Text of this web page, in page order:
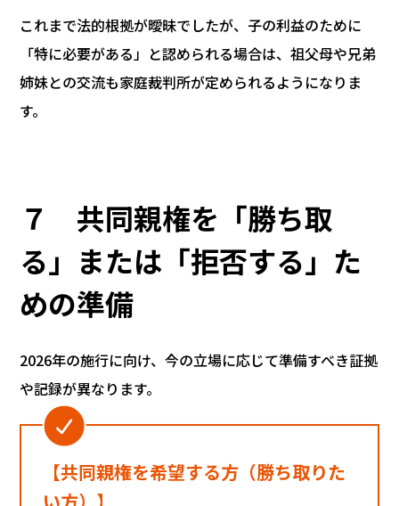
これまで法的根拠が曖昧でしたが、子の利益のために
「特に必要がある」と認められる場合は、祖父母や兄弟
姉妹との交流も家庭裁判所が定められるようになりま
す。
７ 共同親権を「勝ち取
る」または「拒否する」た
めの準備
2026年の施行に向け、今の立場に応じて準備すべき証拠
や記録が異なります。
【共同親権を希望する方（勝ち取りた
い方）】